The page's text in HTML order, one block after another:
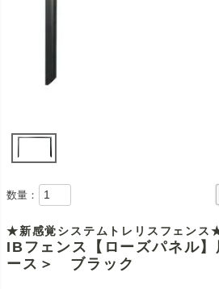
数量：
★新感覚システムトレリスフェンス
IBフェンス【ローズパネル
ース＞ ブラック